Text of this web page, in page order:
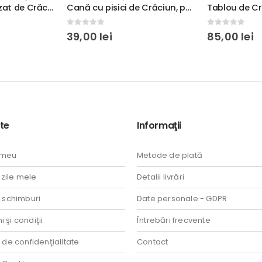
Cană cu pisici de Crăciun, personalizată cu mesaj, 350ml, ceramică, cutie cadou Tablou de Crăciun personalizat cu o poză şi mesaj, cadou pentru naşi, model glob de Crăciun, carton lucios 280g
0 out of 5
85,00lei 0 out of 5
65,00 lei
mele
schimburi
şi condiţii
de confidenţialitate
Informaţii
Metode de plată
Detalii livrări
Date personale - GDPR
Întrebări frecvente
Contact